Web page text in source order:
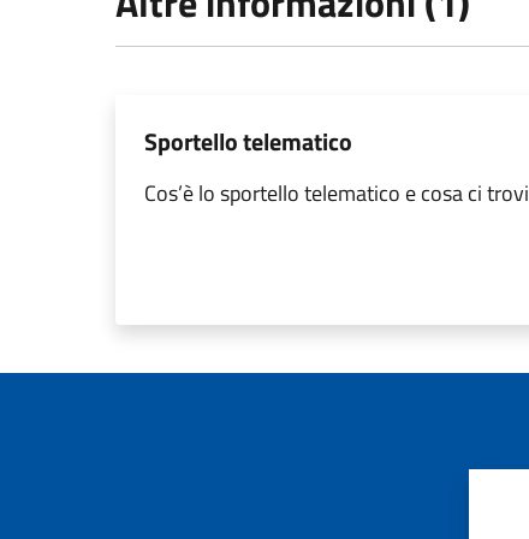
Sportello telematico
Cos’è lo sportello telematico e cosa ci trovi